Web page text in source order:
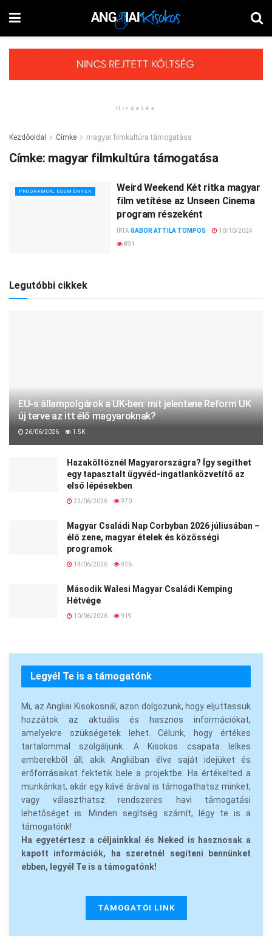
Hirdetés
Kezdőoldal Címke magyar filmkultúra támogatása
Címke: magyar filmkultúra támogatása
PROGRAMOK, ESEMÉNYEK
Weird Weekend Két ritka magyar
film vetítése az Unseen Cinema
program részeként
ÍRTA GABOR ATTILA TOMPOS
10/10/2024
891
Legutóbbi cikkek
EU-s állampolgárok a UK-ben: mit jelentene Reform UK
új terve az itt élő magyaroknak?
26/06/2026 1.5K
Hazaköltöznél Magyarországra? Így segíthet
egy tapasztalt ügyvéd-ingatlanközvetítő az
első lépésekben
22/06/2026 970
Magyar Családi Nap Corbyban 2026 júliusában –
élő zene, magyar ételek és közösségi
programok
14/06/2026 926
Második Walesi Magyar Családi Kemping
Hétvége
10/06/2026 919
Legyél Te is a támogatónk
Mi, az Angliai Kisokosnál, azon dolgozunk, hogy eljuttassuk
hozzátok az aktuális és hasznos információkat,
amelyekre szükségetek lehet. Célunk, hogy értékes
tartalommal szolgáljunk. A Kisokos csapata lelkes
emberekből áll, akik Angliában élve saját idejüket és
erőforrásaikat fektetik bele a projektbe. Ha értékelted a
munkánkat, akár egy kávé árával is támogathatsz minket,
vagy választhatsz rendszeres havi támogatási
lehetőséget is. Minden segítség számít, légy te is a
támogatónk!
Ha egyetértesz a céljainkkal és Neked is hasznosak a
kapott információk, ha szeretnél segíteni bennünket
ebben, legyél Te is a támogatónk!
TÁMOGATÓI LINK